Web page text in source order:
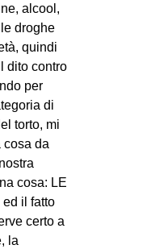
alcool,
droghe
quindi
dito contro
per
di
torto, mi
cosa da
cosa: LE
il fatto
certo a
la